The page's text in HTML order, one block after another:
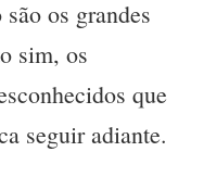
os grandes
sim, os
que
seguir adiante.